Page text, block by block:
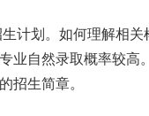
计划。如何理解相关
业自然录取概率较高
招生简章。